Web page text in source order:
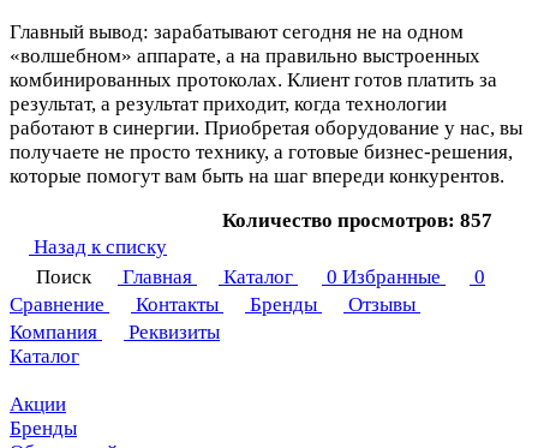
Главный вывод: зарабатывают сегодня не на одном
«волшебном» аппарате, а на правильно выстроенных
комбинированных протоколах. Клиент готов платить за
результат, а результат приходит, когда технологии
работают в синергии. Приобретая оборудование у нас, вы
получаете не просто технику, а готовые бизнес-решения,
которые помогут вам быть на шаг впереди конкурентов.
Количество просмотров: 857
Назад к списку
Поиск
Главная Каталог 0 Избранные
0
Сравнение
Контакты Бренды
Отзывы
Компания
Реквизиты
Каталог
Акции
Бренды